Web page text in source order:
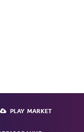
PLAY MARKET